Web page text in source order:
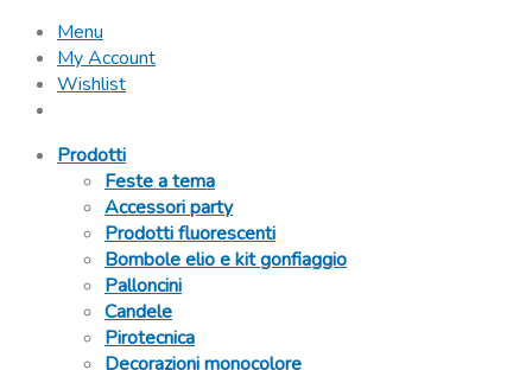
Menu
My Account
Wishlist
Prodotti
Feste a tema
Accessori party
Prodotti fluorescenti
Bombole elio e kit gonfiaggio
Palloncini
Candele
Pirotecnica
Decorazioni monocolore